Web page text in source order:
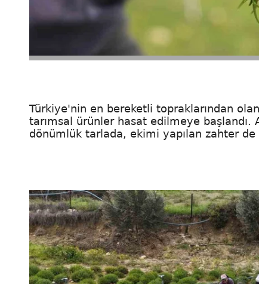
Türkiye'nin en bereketli topraklarından
tarımsal ürünler hasat edilmeye başlandı.
dönümlük tarlada, ekimi yapılan zahter de